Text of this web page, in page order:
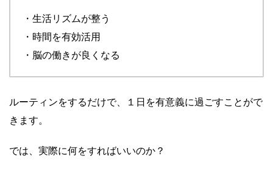
・生活リズムが整う
・時間を有効活用
・脳の働きが良くなる
ルーティンをするだけで、１日を有意義に過ごすことがで
きます。
では、実際に何をすればいいのか？